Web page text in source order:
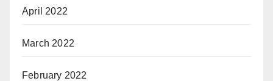
April 2022
March 2022
February 2022